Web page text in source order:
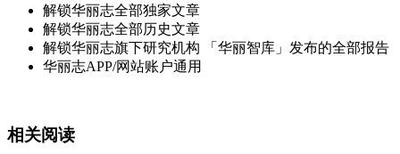
解锁华丽志全部独家文章
解锁华丽志全部历史文章
解锁华丽志旗下研究机构 「华丽智库」发布的全部报告
华丽志APP/网站账户通用
相关阅读